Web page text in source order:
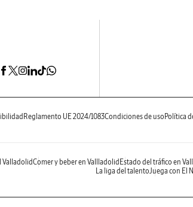
Reglamento UE 2024/1083Condiciones de uso Política
ValladolidComer y beber en Vallladolid Estado del tráfico en
La liga del talentoJuega con El